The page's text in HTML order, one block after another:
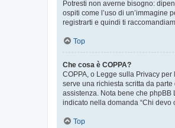
Potresti non averne bisogno:
ospiti come l’uso di un’immagine
registrarti e quindi ti
Top
Che cosa è COPPA?
COPPA, o Legge sulla Privacy
serve una richiesta scritta da
assistenza. Nota bene che
indicato nella domanda “Chi devo
Top